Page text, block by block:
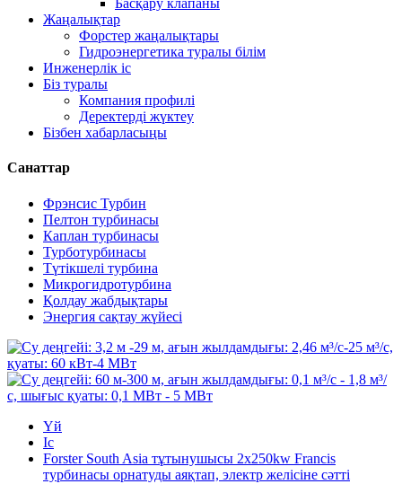
Басқару клапаны
Жаңалықтар
Форстер жаңалықтары
Гидроэнергетика туралы білім
Инженерлік іс
Біз туралы
Компания профилі
Деректерді жүктеу
Бізбен хабарласыңы
Санаттар
Фрэнсис Турбин
Пелтон турбинасы
Каплан турбинасы
Турботурбинасы
Түтікшелі турбина
Микрогидротурбина
Қолдау жабдықтары
Энергия сақтау жүйесі
Үй
Іс
Forster South Asia тұтынушысы 2x250kw Francis
турбинасы орнатуды аяқтап, электр желісіне сәтті